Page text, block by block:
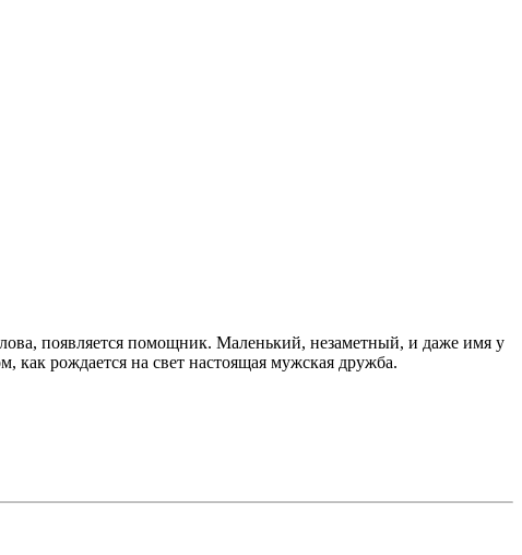
появляется помощник. Маленький, незаметный, и даже имя у
как рождается на свет настоящая мужская дружба.